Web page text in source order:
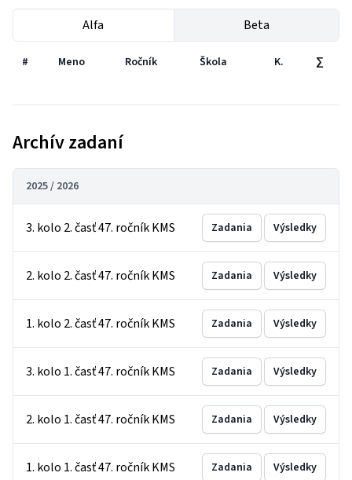
Alfa Beta
# Meno Ročník Škola K. ∑
Archív zadaní
2025 / 2026
3. kolo 2. časť 47. ročník KMS Zadania Výsledky
2. kolo 2. časť 47. ročník KMS Zadania Výsledky
1. kolo 2. časť 47. ročník KMS Zadania Výsledky
3. kolo 1. časť 47. ročník KMS Zadania Výsledky
2. kolo 1. časť 47. ročník KMS Zadania Výsledky
1. kolo 1. časť 47. ročník KMS Zadania Výsledky